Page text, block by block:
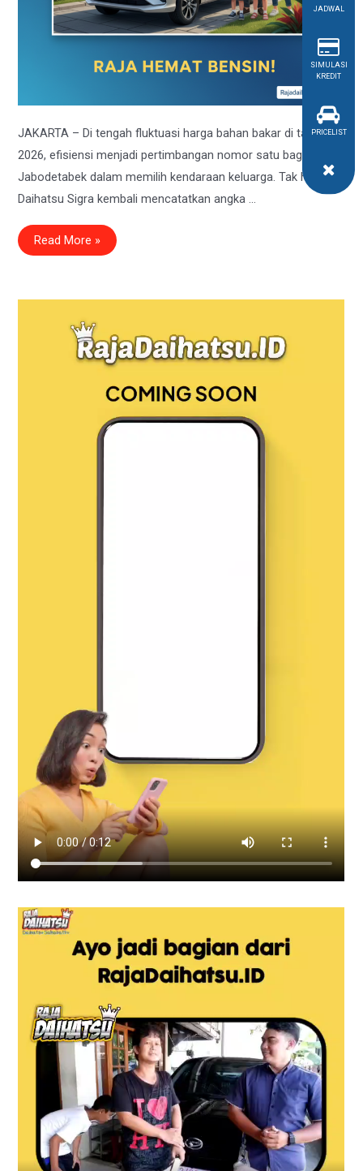
JAKARTA – Di tengah fluktuasi harga bahan bakar di tahun
2026, efisiensi menjadi pertimbangan nomor satu bagi warga
Jabodetabek dalam memilih kendaraan keluarga. Tak heran,
Daihatsu Sigra kembali mencatatkan angka …
Rahasia
Keluarga
Hemat
Sigra
Jakarta?
Read More »
JADWAL
SIMULASI
KREDIT
PRICELIST